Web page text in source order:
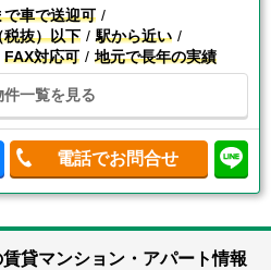
で車で送迎可
税抜）以下
駅から近い
FAX対応可 地元で長年の実績
件一覧を見る
電話でお問合せ
貸マンション・アパート情報